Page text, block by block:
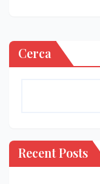
Cerca
Recent Posts